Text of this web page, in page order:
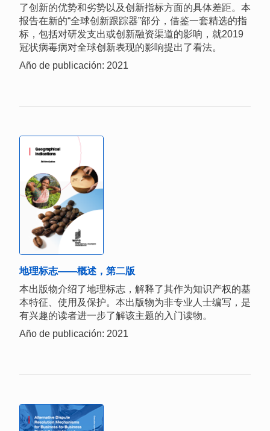
了创新的优势和劣势以及创新指标方面的具体差距。本
报告在新的“全球创新跟踪器”部分，借鉴一套精选的指
标，包括对研发支出或创新融资渠道的影响，就2019
冠状病毒病对全球创新表现的影响提出了看法。
Año de publicación: 2021
地理标志——概述，第二版
本出版物介绍了地理标志，解释了其作为知识产权的基
本特征、使用及保护。本出版物为非专业人士编写，是
有兴趣的读者进一步了解该主题的入门读物。
Año de publicación: 2021